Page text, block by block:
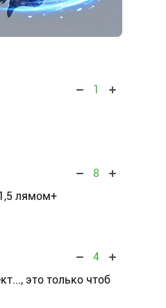
1
8
лямом+
4
это только чтоб